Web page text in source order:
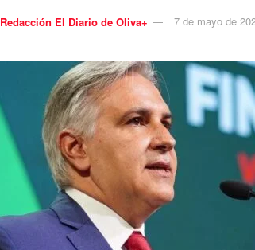
Redacción El Diario de Oliva+ 7 de mayo de